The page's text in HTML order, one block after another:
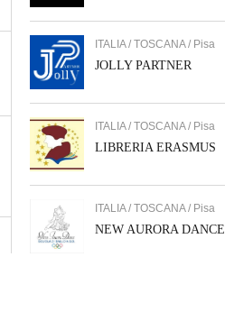
ITALIA / TOSCANA / Pisa
JOLLY PARTNER
ITALIA / TOSCANA / Pisa
LIBRERIA ERASMUS
ITALIA / TOSCANA / Pisa
NEW AURORA DANCE